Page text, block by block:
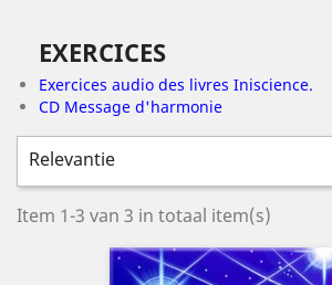
EXERCICES
Exercices audio des livres Iniscience.
CD Message d'harmonie
Relevantie
Item 1-3 van 3 in totaal item(s)